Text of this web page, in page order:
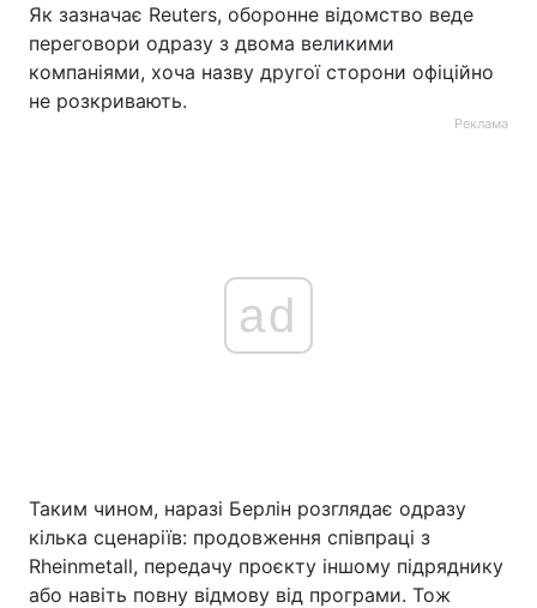
Як зазначає Reuters, оборонне відомство веде
переговори одразу з двома великими
компаніями, хоча назву другої сторони офіційно
не розкривають.
Реклама
ad
Таким чином, наразі Берлін розглядає одразу
кілька сценаріїв: продовження співпраці з
Rheinmetall, передачу проєкту іншому підряднику
або навіть повну відмову від програми. Тож